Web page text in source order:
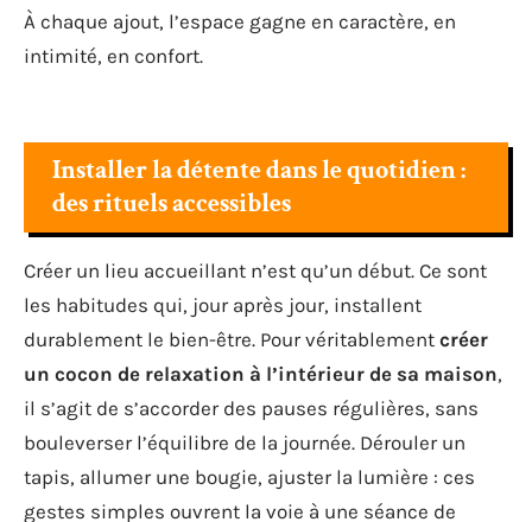
À chaque ajout, l’espace gagne en caractère, en
intimité, en confort.
Installer la détente dans le quotidien :
des rituels accessibles
Créer un lieu accueillant n’est qu’un début. Ce sont
les habitudes qui, jour après jour, installent
durablement le bien-être. Pour véritablement créer
un cocon de relaxation à l’intérieur de sa maison,
il s’agit de s’accorder des pauses régulières, sans
bouleverser l’équilibre de la journée. Dérouler un
tapis, allumer une bougie, ajuster la lumière : ces
gestes simples ouvrent la voie à une séance de